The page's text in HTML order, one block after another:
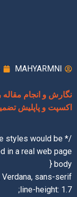
MAHYARMNI
نگارش و انجام
اکسپت و پاپلیش
styles would be
a real web page */
body {
Verdana, sans-serif;
line-height: 1.7;